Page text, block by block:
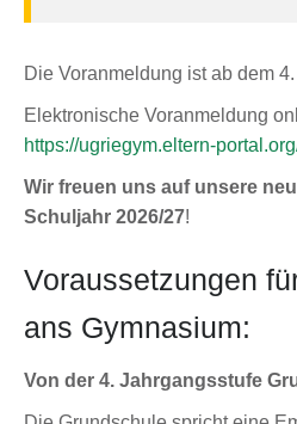
Die Voranmeldung ist ab dem
Elektronische Voranmeldung
https://ugriegym.eltern-
Wir freuen uns auf unsere
Schuljahr 2026/27!
Voraussetzungen
ans Gymnasium:
Von der 4. Jahrgangsstufe